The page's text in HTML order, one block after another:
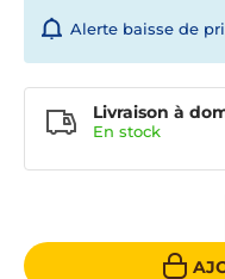
Alerte baisse de
Livraison à
En stock